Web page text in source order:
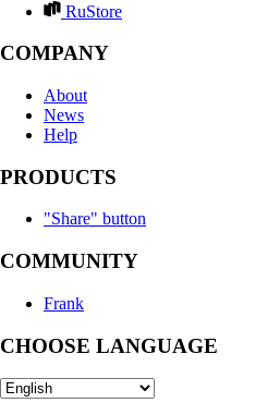
RuStore
COMPANY
About
News
Help
PRODUCTS
"Share" button
COMMUNITY
Frank
CHOOSE LANGUAGE